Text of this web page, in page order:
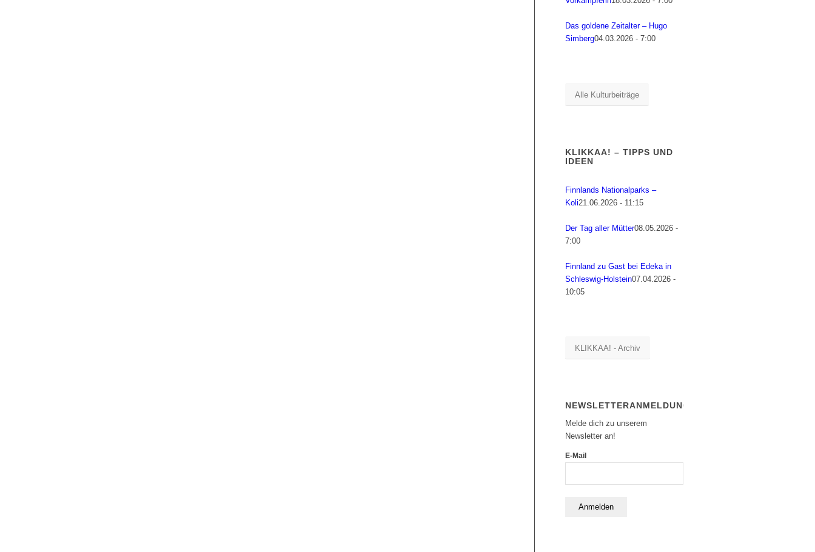
Das goldene Zeitalter – Hugo
Simberg04.03.2026 - 7:00
Alle Kulturbeiträge
KLIKKAA! – TIPPS UND
IDEEN
Finnlands Nationalparks –
Koli21.06.2026 - 11:15
Der Tag aller Mütter08.05.2026 -
7:00
Finnland zu Gast bei Edeka in
Schleswig-Holstein07.04.2026 -
10:05
KLIKKAA! - Archiv
NEWSLETTERANMELDUNG
Melde dich zu unserem
Newsletter an!
E-Mail
Anmelden